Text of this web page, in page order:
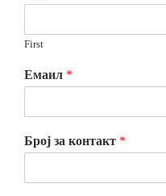
First
Емаил *
Број за контакт *